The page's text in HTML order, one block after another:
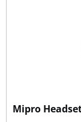
Mipro